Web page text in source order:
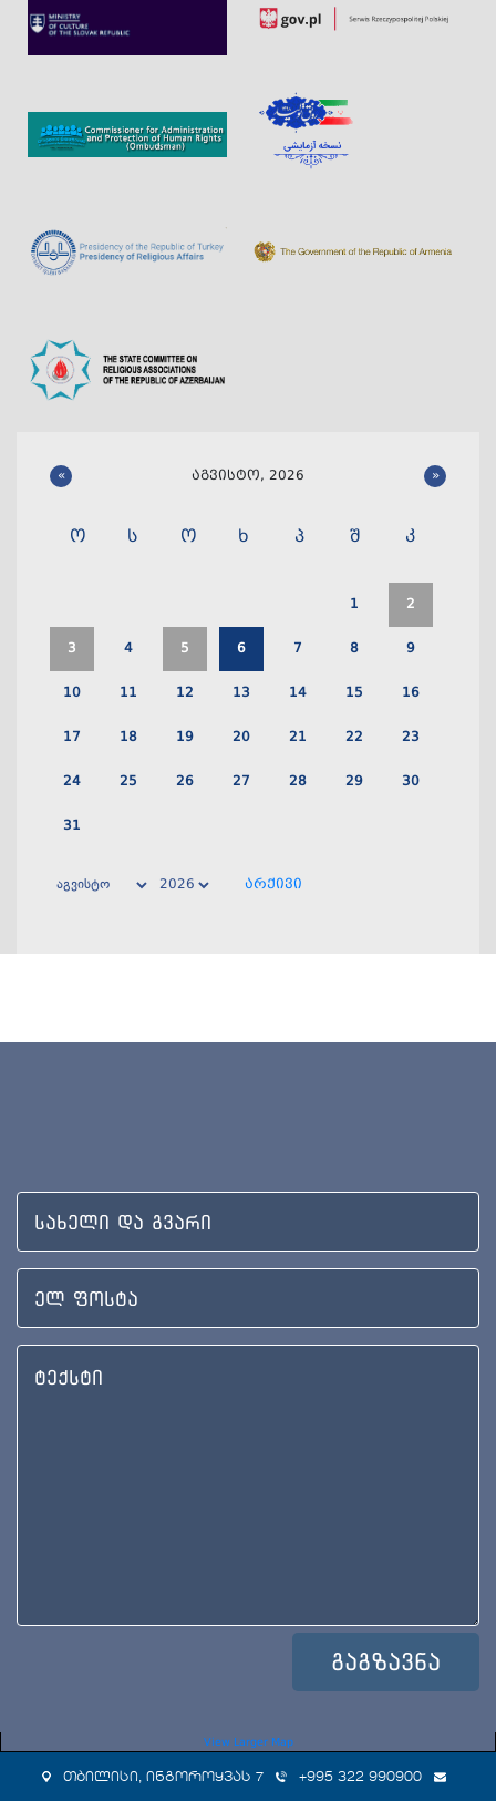
« აგვისტო, 2026 »
ო ს ო ხ პ შ კ
1 2
3 4 5 6 7 8 9
10 11 12 13 14 15 16
17 18 19 20 21 22 23
24 25 26 27 28 29 30
31
არქივი
View Larger Map
თბილისი, ინგოროყვას 7 +995 322 990900